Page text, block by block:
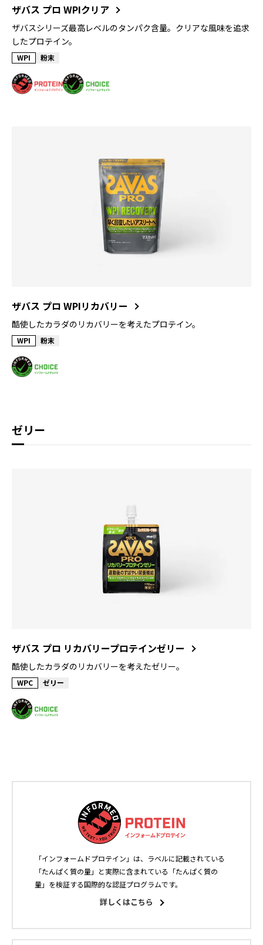
ザバス プロ WPIクリア
ザバスシリーズ最高レベルのタンパク含量。クリアな風味を追求
したプロテイン。
WPI 粉末
ザバス プロ WPIリカバリー
酷使したカラダのリカバリーを考えたプロテイン。
WPI 粉末
ゼリー
ザバス プロ リカバリープロテインゼリー
酷使したカラダのリカバリーを考えたゼリー。
WPC ゼリー
「インフォームドプロテイン」は、ラベルに記載されている
「たんぱく質の量」と実際に含まれている「たんぱく質の
量」を検証する国際的な認証プログラムです。
詳しくはこちら